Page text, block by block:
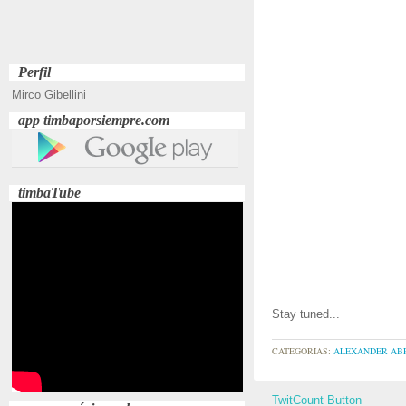
Perfil
Mirco Gibellini
app timbaporsiempre.com
timbaTube
Stay tuned...
CATEGORIAS: ALEXANDER
TwitCount Button